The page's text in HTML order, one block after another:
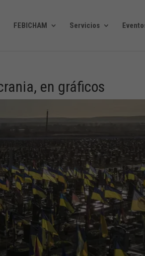
FEBICHAM Servicios
en gráficos